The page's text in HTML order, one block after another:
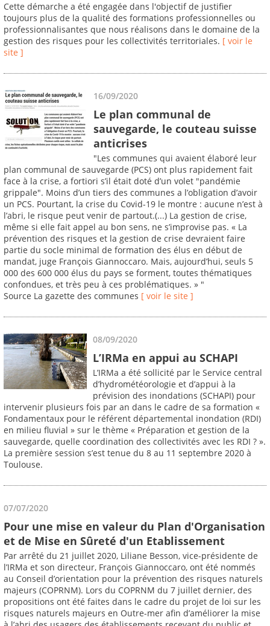
Cette démarche a été engagée dans l'objectif de justifier
toujours plus de la qualité des formations professionnelles ou
professionnalisantes que nous réalisons dans le domaine de la
gestion des risques pour les collectivités territoriales. [ voir le
site ]
16/09/2020
Le plan communal de
sauvegarde, le couteau suisse
anticrises
"Les communes qui avaient élaboré leur
plan communal de sauvegarde (PCS) ont plus rapidement fait
face à la crise, a fortiori s’il était doté d’un volet "pandémie
grippale". Moins d’un tiers des communes a l’obligation d’avoir
un PCS. Pourtant, la crise du Covid-19 le montre : aucune n’est à
l’abri, le risque peut venir de partout.(...) La gestion de crise,
même si elle fait appel au bon sens, ne s’improvise pas. « La
prévention des risques et la gestion de crise devraient faire
partie du socle minimal de formation des élus en début de
mandat, juge François Giannoccaro. Mais, aujourd’hui, seuls 5
000 des 600 000 élus du pays se forment, toutes thématiques
confondues, et très peu à ces problématiques. » "
Source La gazette des communes [ voir le site ]
08/09/2020
L’IRMa en appui au SCHAPI
L’IRMa a été sollicité par le Service central
d’hydrométéorologie et d’appui à la
prévision des inondations (SCHAPI) pour
intervenir plusieurs fois par an dans le cadre de sa formation «
Fondamentaux pour le référent départemental inondation (RDI)
en milieu fluvial » sur le thème « Préparation et gestion de la
sauvegarde, quelle coordination des collectivités avec les RDI ? ».
La première session s’est tenue du 8 au 11 septembre 2020 à
Toulouse.
07/07/2020
Pour une mise en valeur du Plan d'Organisation
et de Mise en Sûreté d'un Etablissement
Par arrêté du 21 juillet 2020, Liliane Besson, vice-présidente de
l’IRMa et son directeur, François Giannoccaro, ont été nommés
au Conseil d’orientation pour la prévention des risques naturels
majeurs (COPRNM). Lors du COPRNM du 7 juillet dernier, des
propositions ont été faites dans le cadre du projet de loi sur les
risques naturels majeurs en Outre-mer afin d’améliorer la mise